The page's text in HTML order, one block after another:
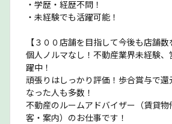
・学歴・経歴不問！
・未経験でも活躍可能！
【３００店舗を目指して今後も店舗数
個人ノルマなし！不動産業界未経験
躍中！
頑張りはしっかり評価！歩合賞与で
なった人も多数！
不動産のルームアドバイザー（賃貸
客・案内）のお仕事です！